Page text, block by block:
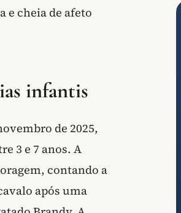
e cheia de afeto
infantis
de 2025,
3 e 7 anos. A
contando a
após uma